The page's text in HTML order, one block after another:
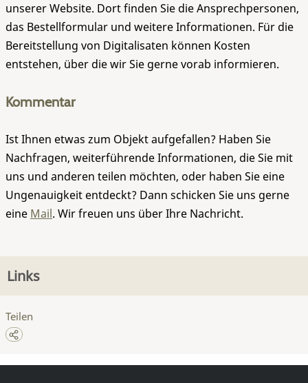
unserer Website. Dort finden Sie die Ansprechpersonen,
das Bestellformular und weitere Informationen. Für die
Bereitstellung von Digitalisaten können Kosten
entstehen, über die wir Sie gerne vorab informieren.
Kommentar
Ist Ihnen etwas zum Objekt aufgefallen? Haben Sie
Nachfragen, weiterführende Informationen, die Sie mit
uns und anderen teilen möchten, oder haben Sie eine
Ungenauigkeit entdeckt? Dann schicken Sie uns gerne
eine Mail. Wir freuen uns über Ihre Nachricht.
Links
Teilen